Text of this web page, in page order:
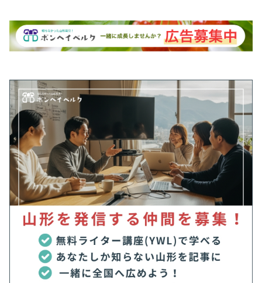
#季節の風物詩 #山形県最古の花火大会 #折りたたみ椅子
#整理券 #最上川 #最上川湖畔 #有料観覧席
#臨時列車 #花火 #虫よけスプレー #観覧禁止エリア #露店
#青竹ちょうちんまつり